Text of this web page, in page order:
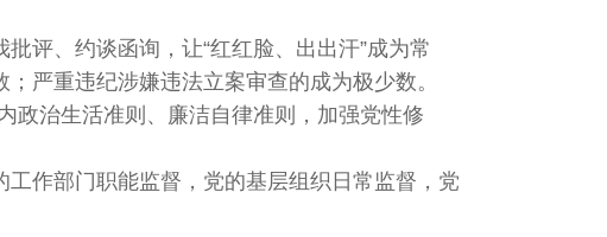
评、约谈函询，让“红红脸、出出汗”成为常
严重违纪涉嫌违法立案审查的成为极少数。
政治生活准则、廉洁自律准则，加强党性修
作部门职能监督，党的基层组织日常监督，党